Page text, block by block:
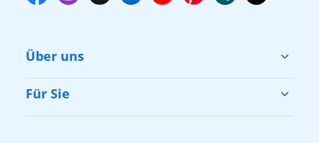
Über uns
Cruise & Help
Karriere
Für Sie